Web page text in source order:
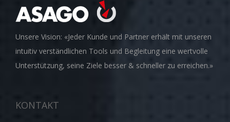
Unsere Vision: «Jeder Kunde und Partner erhält mit unseren
intuitiv verständlichen Tools und Begleitung eine wertvolle
Unterstützung, seine Ziele besser & schneller zu erreichen.»
KONTAKT